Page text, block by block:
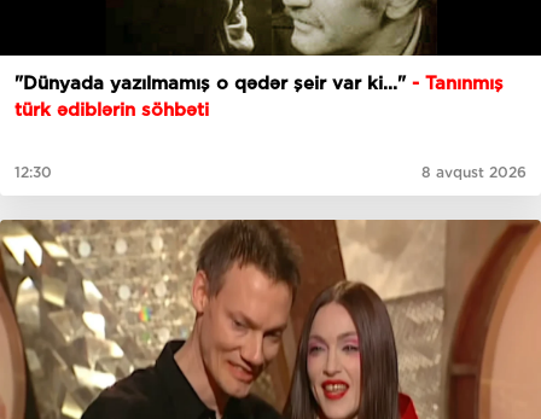
"Dünyada yazılmamış o qədər şeir var ki..." - Tanınmış
türk ədiblərin söhbəti
12:30 8 avqust 2026